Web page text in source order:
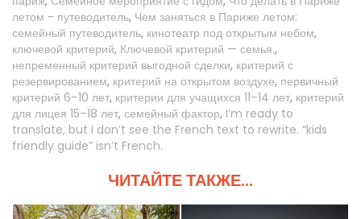
летом - путеводитель, Чем заняться в Париже летом:
семейный путеводитель, кинотеатр под открытым небом,
ключевой критерий, Ключевой критерий — семья.,
непременный критерий выгодной сделки, критерий с
резервированием, критерий на открытом воздухе, первичный
критерий 6–10 лет, критерии для учащихся 11–14 лет, критерий
для лицея 15–18 лет, семейный фактор, I’m ready to
translate, but I don’t see the French text to rewrite. “kids
friendly guide” isn’t French.
ЧИТАЙТЕ ТАКЖЕ...